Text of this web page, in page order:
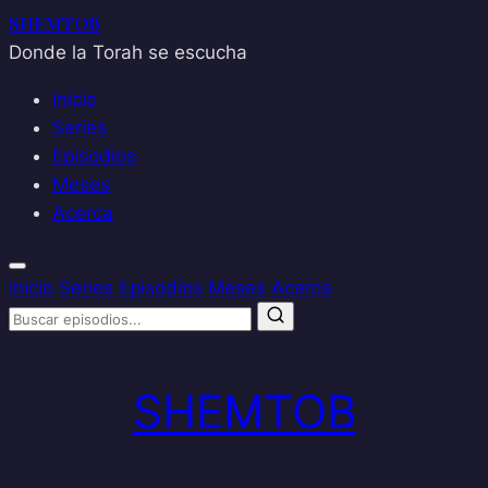
SHEMTOB
Donde la Torah se escucha
Inicio
Series
Episodios
Meses
Acerca
Inicio Series Episodios Meses Acerca
SHEMTOB